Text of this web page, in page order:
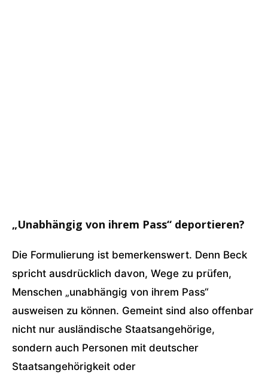
„Unabhängig von ihrem Pass“ deportieren?
Die Formulierung ist bemerkenswert. Denn Beck
spricht ausdrücklich davon, Wege zu prüfen,
Menschen „unabhängig von ihrem Pass“
ausweisen zu können. Gemeint sind also offenbar
nicht nur ausländische Staatsangehörige,
sondern auch Personen mit deutscher
Staatsangehörigkeit oder